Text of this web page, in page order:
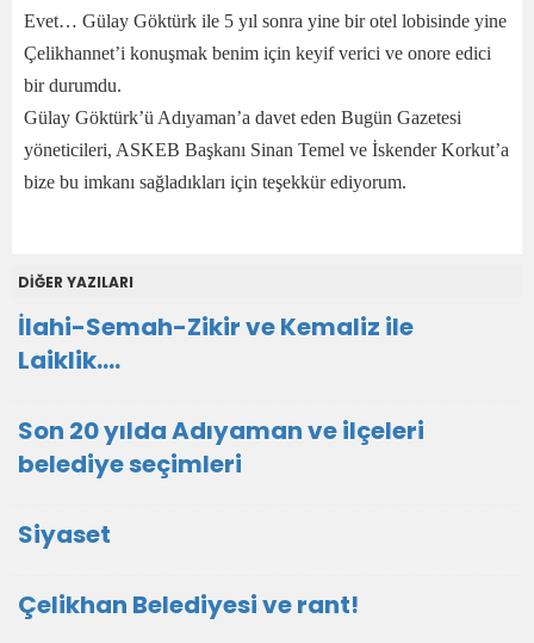
Evet… Gülay Göktürk ile 5 yıl sonra yine bir otel lobisinde yine
Çelikhannet’i konuşmak benim için keyif verici ve onore edici
bir durumdu.
Gülay Göktürk’ü Adıyaman’a davet eden Bugün Gazetesi
yöneticileri, ASKEB Başkanı Sinan Temel ve İskender Korkut’a
bize bu imkanı sağladıkları için teşekkür ediyorum.
DİĞER YAZILARI
İlahi-Semah-Zikir ve Kemaliz ile
Laiklik….
Son 20 yılda Adıyaman ve ilçeleri
belediye seçimleri
Siyaset
Çelikhan Belediyesi ve rant!